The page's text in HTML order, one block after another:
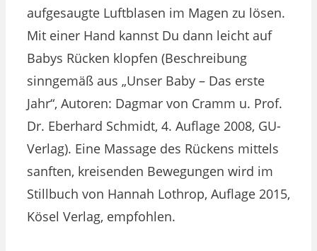
aufgesaugte Luftblasen im Magen zu lösen.
Mit einer Hand kannst Du dann leicht auf
Babys Rücken klopfen (Beschreibung
sinngemäß aus „Unser Baby – Das erste
Jahr“, Autoren: Dagmar von Cramm u. Prof.
Dr. Eberhard Schmidt, 4. Auflage 2008, GU-
Verlag). Eine Massage des Rückens mittels
sanften, kreisenden Bewegungen wird im
Stillbuch von Hannah Lothrop, Auflage 2015,
Kösel Verlag, empfohlen.